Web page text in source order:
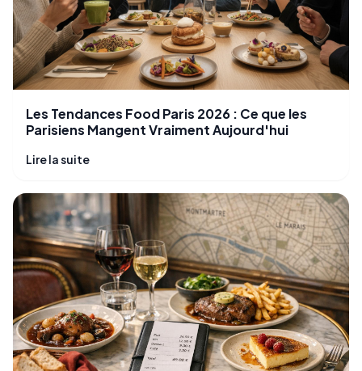
Les Tendances Food Paris 2026 : Ce que les
Parisiens Mangent Vraiment Aujourd'hui
Lire la suite